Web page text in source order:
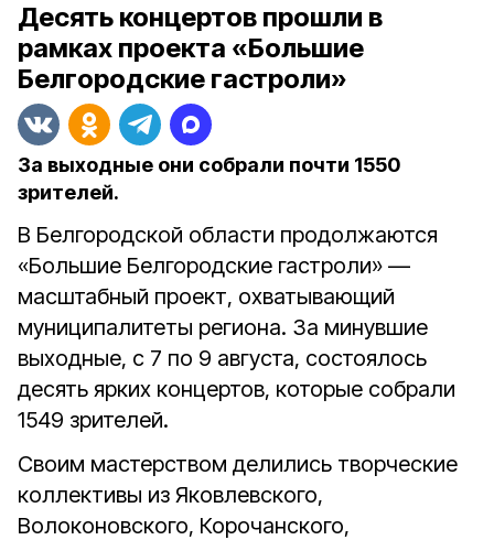
Десять концертов прошли в
рамках проекта «Большие
Белгородские гастроли»
За выходные они собрали почти 1550
зрителей.
В Белгородской области продолжаются
«Большие Белгородские гастроли» —
масштабный проект, охватывающий
муниципалитеты региона. За минувшие
выходные, с 7 по 9 августа, состоялось
десять ярких концертов, которые собрали
1549 зрителей.
Своим мастерством делились творческие
коллективы из Яковлевского,
Волоконовского, Корочанского,